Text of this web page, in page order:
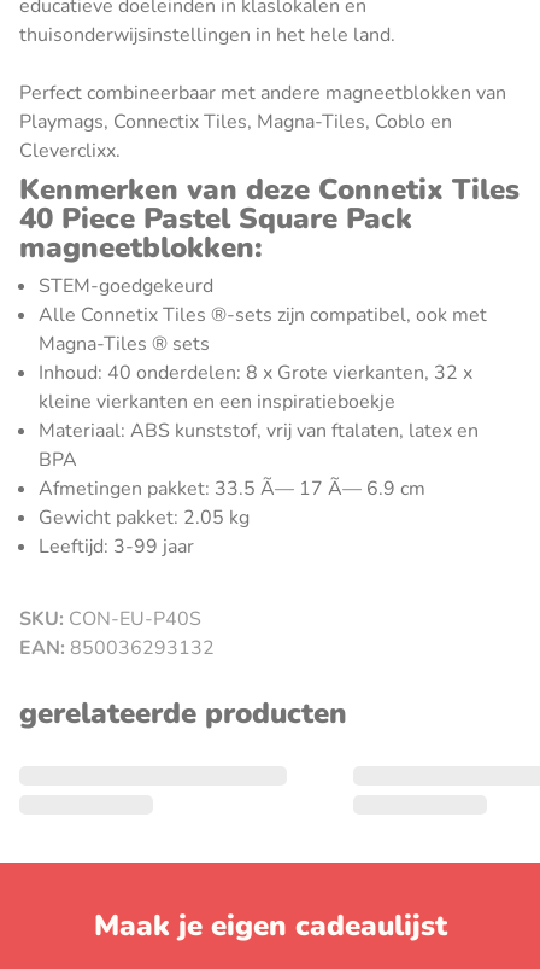
educatieve doeleinden in klaslokalen en
thuisonderwijsinstellingen in het hele land.
Perfect combineerbaar met andere magneetblokken van
Playmags, Connectix Tiles, Magna-Tiles, Coblo en
Cleverclixx.
Kenmerken van deze Connetix Tiles
40 Piece Pastel Square Pack
magneetblokken:
STEM-goedgekeurd
Alle Connetix Tiles ®-sets zijn compatibel, ook met
Magna-Tiles ® sets
Inhoud: 40 onderdelen: 8 x Grote vierkanten, 32 x
kleine vierkanten en een inspiratieboekje
Materiaal: ABS kunststof, vrij van ftalaten, latex en
BPA
Afmetingen pakket: 33.5 Ã— 17 Ã— 6.9 cm
Gewicht pakket: 2.05 kg
Leeftijd: 3-99 jaar
SKU: CON-EU-P40S
EAN: 850036293132
gerelateerde producten
Maak je eigen cadeaulijst